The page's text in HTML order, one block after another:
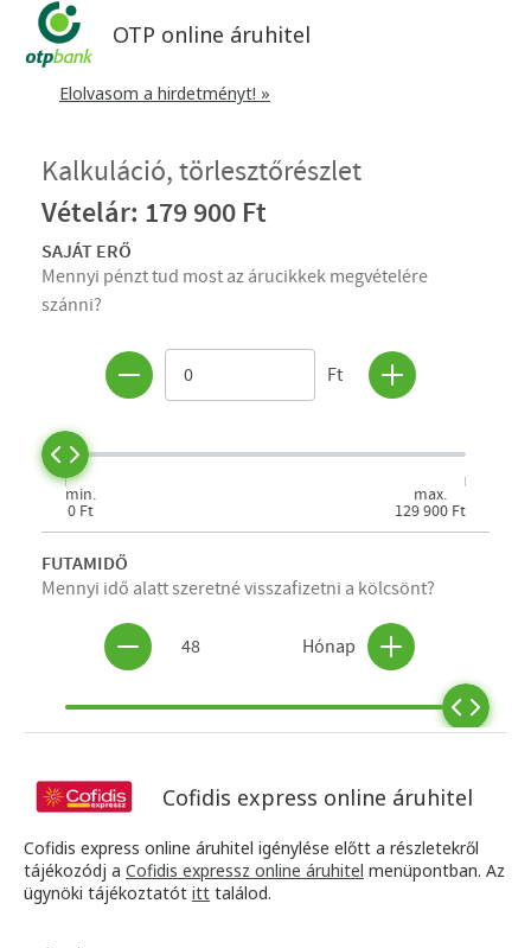
OTP online áruhitel
Elolvasom a hirdetményt! »
Cofidis express online áruhitel
Cofidis express online áruhitel igénylése előtt a részletekről
tájékozódj a Cofidis expressz online áruhitel menüpontban. Az
ügynöki tájékoztatót itt találod.